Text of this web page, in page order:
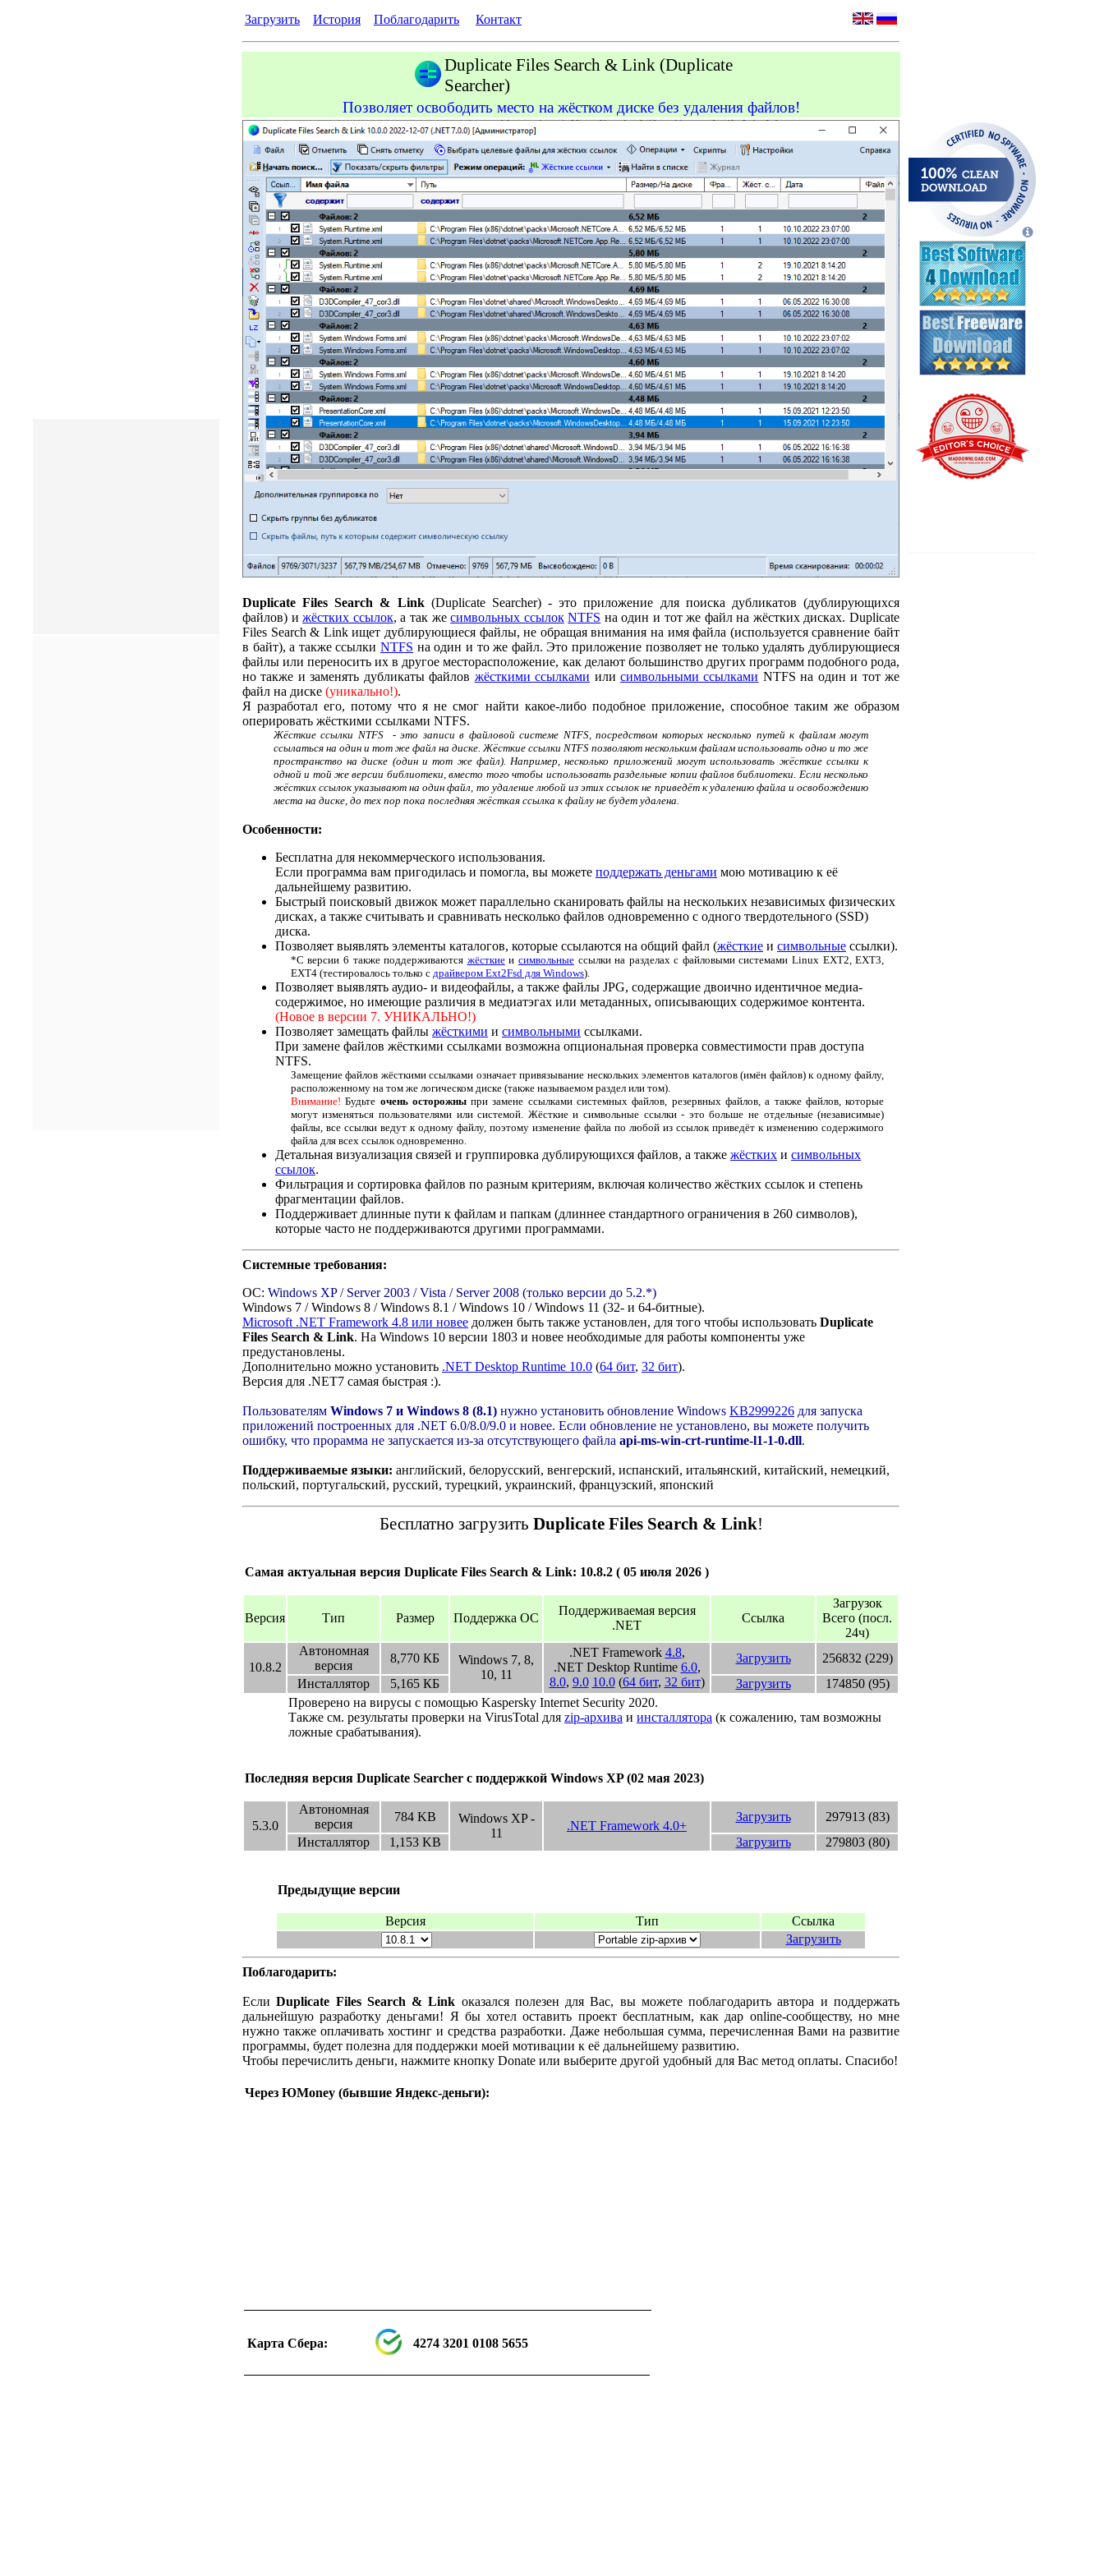
Загрузить История Поблагодарить Контакт
Duplicate Files Search & Link (Duplicate
Searcher)
Позволяет освободить место на жёстком диске без удаления файлов!
Duplicate Files Search & Link(Duplicate Searcher) - это приложение для поиска дубликатов (дублирующихся
файлов) ижёстких ссылок, а так жесимвольных ссылок NTFS на один и тот же файл на жёстких дисках. Duplicate
Files Search & Link ищет дублирующиеся файлы, не обращая внимания на имя файла (используется сравнение байт
в байт), а также ссылкиNTFS на один и то же файл. Это приложение позволяет не только удалять дублирующиеся
файлы или переносить их в другое месторасположение, как делают большинство других программ подобного рода,
но также и заменять дубликаты файлов жёсткими ссылками или символьными ссылками NTFS на один и тот же
файл на диске (уникально!).
Я разработал его, потому что я не смог найти какое-либо подобное приложение, способное таким же образом
оперировать жёсткими ссылками NTFS.
Жёсткие ссылки NTFS - это записи в файловой системе NTFS, посредством которых несколько путей к файлам могут
ссылаться на один и тот же файл на диске. Жёсткие ссылки NTFS позволяют нескольким файлам использовать одно и то же
пространство на диске (один и тот же файл). Например, несколько приложений могут использовать жёсткие ссылки к
одной и той же версии библиотеки, вместо того чтобы использовать раздельные копии файлов библиотеки. Если несколько
жёстких ссылок указывают на один файл, то удаление любой из этих ссылок не приведёт к удалению файла и освобождению
места на диске, до тех пор пока последняя жёсткая ссылка к файлу не будет удалена.
Особенности:
Бесплатна для некоммерческого использования.
Если программа вам пригодилась и помогла, вы можете поддержать деньгами мою мотивацию к её
дальнейшему развитию.
Быстрый поисковый движок может параллельно сканировать файлы на нескольких независимых физических
дисках, а также считывать и сравнивать несколько файлов одновременно с одного твердотельного (SSD)
диска.
Позволяет выявлять элементы каталогов, которые ссылаются на общий файл (жёсткие и символьные ссылки).
*С версии 6 также поддерживаются жёсткиеи символьныессылки на разделах с файловыми системами Linux EXT2, EXT3,
EXT4 (тестировалось только с драйвером Ext2Fsd для Windows).
Позволяет выявлять аудио- и видеофайлы, а также файлы JPG, содержащие двоично идентичное медиа-
содержимое, но имеющие различия в медиатэгах или метаданных, описывающих содержимое контента.
(Новое в версии 7. УНИКАЛЬНО!)
Позволяет замещать файлы жёсткими и символьными ссылками.
При замене файлов жёсткими ссылками возможна опциональная проверка совместимости прав доступа
NTFS.
Замещение файлов жёсткими ссылками означает привязывание нескольких элементов каталогов (имён файлов) к одному файлу,
расположенному на том же логическом диске (также называемом раздел или том).
Внимание! Будьте очень осторожныпри замене ссылками системных файлов, резервных файлов, а также файлов, которые
могут изменяться пользователями или системой. Жёсткие и символьные ссылки - это больше не отдельные (независимые)
файлы, все ссылки ведут к одному файлу, поэтому изменение файла по любой из ссылок приведёт к изменению содержимого
файла для всех ссылок одновременно.
Детальная визуализация связей и группировка дублирующихся файлов, а также жёстких и символьных
ссылок.
Фильтрация и сортировка файлов по разным критериям, включая количество жёстких ссылок и степень
фрагментации файлов.
Поддерживает длинные пути к файлам и папкам (длиннее стандартного ограничения в 260 символов),
которые часто не поддерживаются другими программами.
Системные требования:
ОС: Windows XP / Server 2003 / Vista / Server 2008 (только версии до 5.2.*)
Windows 7 / Windows 8 / Windows 8.1 / Windows 10 / Windows 11 (32- и 64-битные).
Microsoft .NET Framework 4.8 или новее должен быть также установлен, для того чтобы использовать Duplicate
Files Search & Link. На Windows 10 версии 1803 и новее необходимые для работы компоненты уже
предустановлены.
Дополнительно можно установить .NET Desktop Runtime 10.0 (64 бит, 32 бит).
Версия для .NET7 самая быстрая :).
Пользователям Windows 7 и Windows 8 (8.1) нужно установить обновление Windows KB2999226 для запуска
приложений построенных для .NET 6.0/8.0/9.0 и новее. Если обновление не установлено, вы можете получить
ошибку, что прорамма не запускается из-за отсутствующего файла api-ms-win-crt-runtime-l1-1-0.dll.
Поддерживаемые языки: английский, белорусский, венгерский, испанский, итальянский, китайский, немецкий,
польский, португальский, русский, турецкий, украинский, французский, японский
Бесплатно загрузить Duplicate Files Search & Link!
Самая актуальная версия Duplicate Files Search & Link: 10.8.2 ( 05 июля 2026 )
Версия Тип Размер Поддержка ОС
Поддерживаемая версия
.NET
Ссылка
Загрузок
Всего (посл.
24ч)
10.8.2
Автономная
версия
8,770 КБ
Windows 7, 8,
10, 11
.NET Framework 4.8,
.NET Desktop Runtime 6.0,
8.0, 9.0 10.0(64 бит, 32 бит)
Загрузить
256832 (229)
Инсталлятор
5,165 КБ Загрузить
174850 (95)
Проверено на вирусы с помощью Kaspersky Internet Security 2020.
Также см. результаты проверки на VirusTotal для zip-архива и инсталлятора (к сожалению, там возможны
ложные срабатывания).
Последняя версия Duplicate Searcher с поддержкой Windows XP(02 мая 2023)
5.3.0
Автономная
версия
784KB
Windows XP -
11
.NET Framework 4.0+
Загрузить
297913 (83)
Инсталлятор
1,153KB Загрузить 279803 (80)
Предыдущие версии
Версия Тип
Ссылка
Загрузить
Поблагодарить:
ЕслиDuplicate Files Search & Link оказался полезен для Вас, вы можете поблагодарить автора и поддержать
дальнейшую разработку деньгами! Я бы хотел оставить проект бесплатным, как дар online-сообществу, но мне
нужно также оплачивать хостинг и средства разработки. Даже небольшая сумма, перечисленная Вами на развитие
программы, будет полезна для поддержки моей мотивации к её дальнейшему развитию.
Чтобы перечислить деньги, нажмите кнопку Donate или выберите другой удобный для Вас метод оплаты. Спасибо!
Через ЮMoney (бывшие Яндекс-деньги):
Карта Сбера: 4274 3201 0108 5655